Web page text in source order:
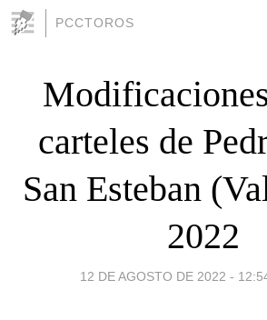
PCCTOROS
carteles de
San Esteban
2022
12 DE AGOSTO DE 2022 -